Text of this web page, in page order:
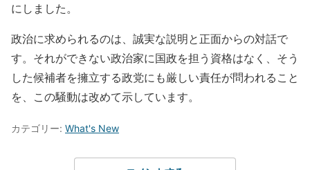
にしました。
政治に求められるのは、誠実な説明と正面からの対話で
す。それができない政治家に国政を担う資格はなく、そう
した候補者を擁立する政党にも厳しい責任が問われること
を、この騒動は改めて示しています。
カテゴリー: What's New